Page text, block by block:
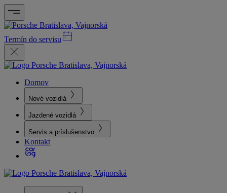
Termín do servisu
Domov
Nové vozidlá
Jazdené vozidlá
Servis a príslušenstvo
Kontakt